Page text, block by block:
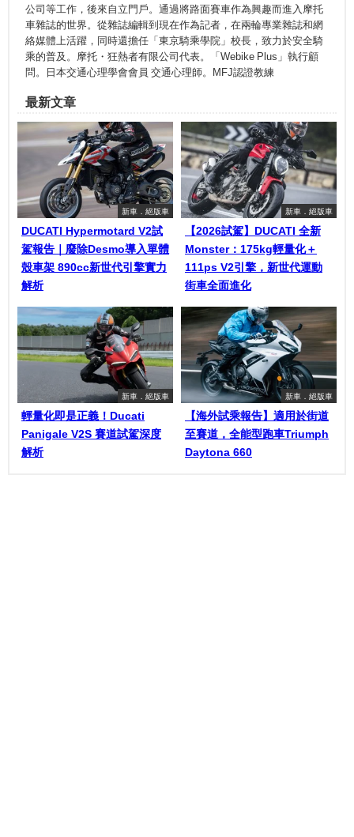
公司等工作，後來自立門戶。通過將路面賽車作為興趣而進入摩托
車雜誌的世界。從雜誌編輯到現在作為記者，在兩輪專業雜誌和網
絡媒體上活躍，同時還擔任「東京騎乘學院」校長，致力於安全騎
乘的普及。摩托・狂熱者有限公司代表。「Webike Plus」執行顧
問。日本交通心理學會會員 交通心理師。MFJ認證教練
最新文章
新車．絕版車
DUCATI Hypermotard V2試
駕報告｜廢除Desmo導入單體
殼車架 890cc新世代引擎實力
解析
新車．絕版車
【2026試駕】DUCATI 全新
Monster：175kg輕量化＋
111ps V2引擎，新世代運動
街車全面進化
新車．絕版車
輕量化即是正義！Ducati
Panigale V2S 賽道試駕深度
解析
新車．絕版車
【海外試乘報告】適用於街道
至賽道，全能型跑車Triumph
Daytona 660